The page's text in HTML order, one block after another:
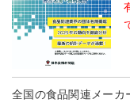
全国の食品関連メー